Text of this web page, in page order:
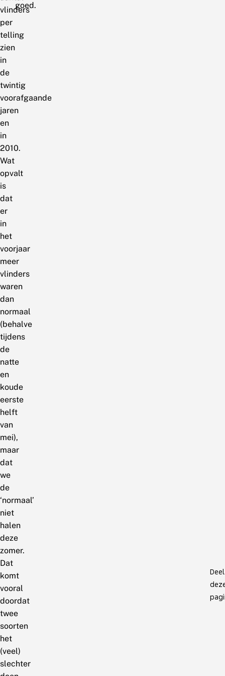
vlinders
per
telling
zien
in
de
twintig
voorafgaande
jaren
en
in
2010.
Wat
opvalt
is
dat
er
in
het
voorjaar
meer
vlinders
waren
dan
normaal
(behalve
tijdens
de
natte
en
koude
eerste
helft
van
mei),
maar
dat
we
de
‘normaal’
niet
halen
deze
zomer.
Dat
komt
vooral
doordat
twee
soorten
het
(veel)
slechter
goed.
Deel